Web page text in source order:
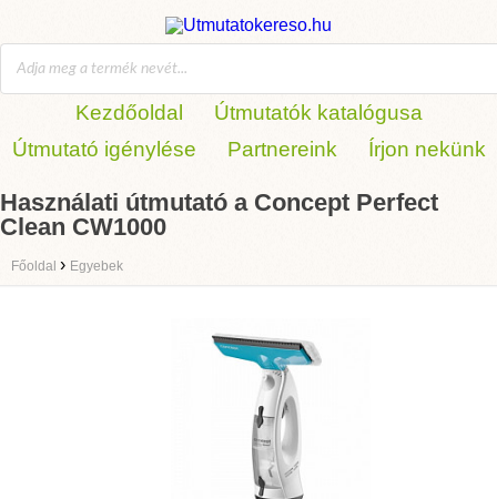
Kezdőoldal
Útmutatók katalógusa
Útmutató igénylése
Partnereink Írjon nekünk
Használati útmutató a Concept Perfect
Clean CW1000
Főoldal › Egyebek